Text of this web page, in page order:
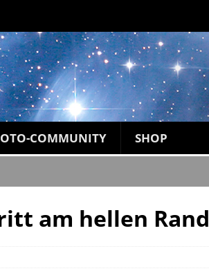
COMMUNITY SHOP
am hellen Rand